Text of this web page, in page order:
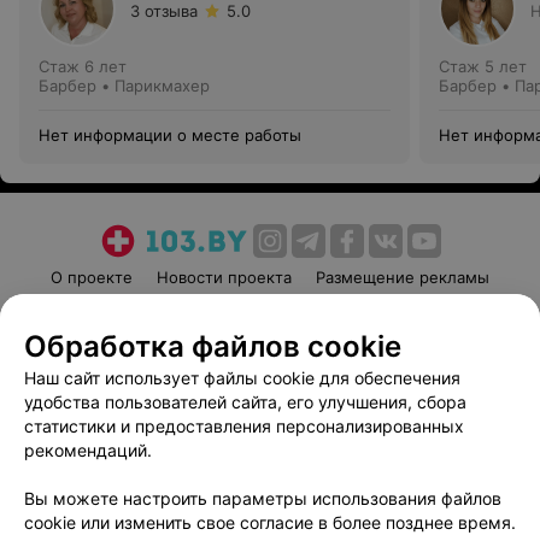
3 отзыва 5.0
Стаж 6 лет
Барбер • Парикмахер
Нет информации о месте работы
Стаж 5 лет
Барбер •
Нет
О проекте Новости проекта
Размещение рекламы
Пользовательское соглашение
Способы оплаты
Вакансии
Партнеры
Написать руководителю 103.by
Обработка персональных данных
Обработка файлов cookie
Наш сайт использует файлы cookie для обеспечения
удобства пользователей сайта, его улучшения, сбора
статистики и предоставления персонализированных
рекомендаций.
Вы можете настроить параметры использования файлов
cookie или изменить свое согласие в более позднее время.